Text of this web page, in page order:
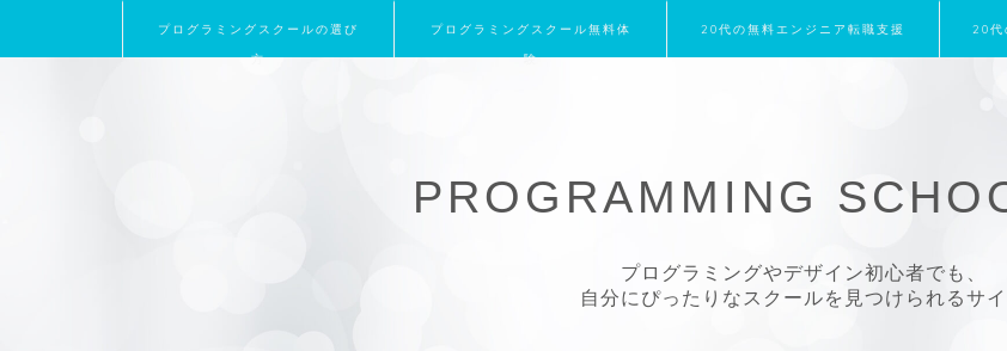
プログラミングスクールの選び
方
プログラミングスクール無料体
験
20代の無料エンジニア転職支援 20代
PROGRAMMING
プログラミングやデザイン初心者でも、
自分にぴったりなスクールを見つけられるサイ